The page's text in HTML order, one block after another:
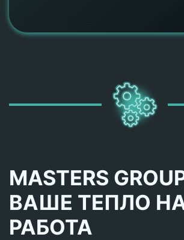
MASTERS
ВАШЕ ТЕПЛО
РАБОТА